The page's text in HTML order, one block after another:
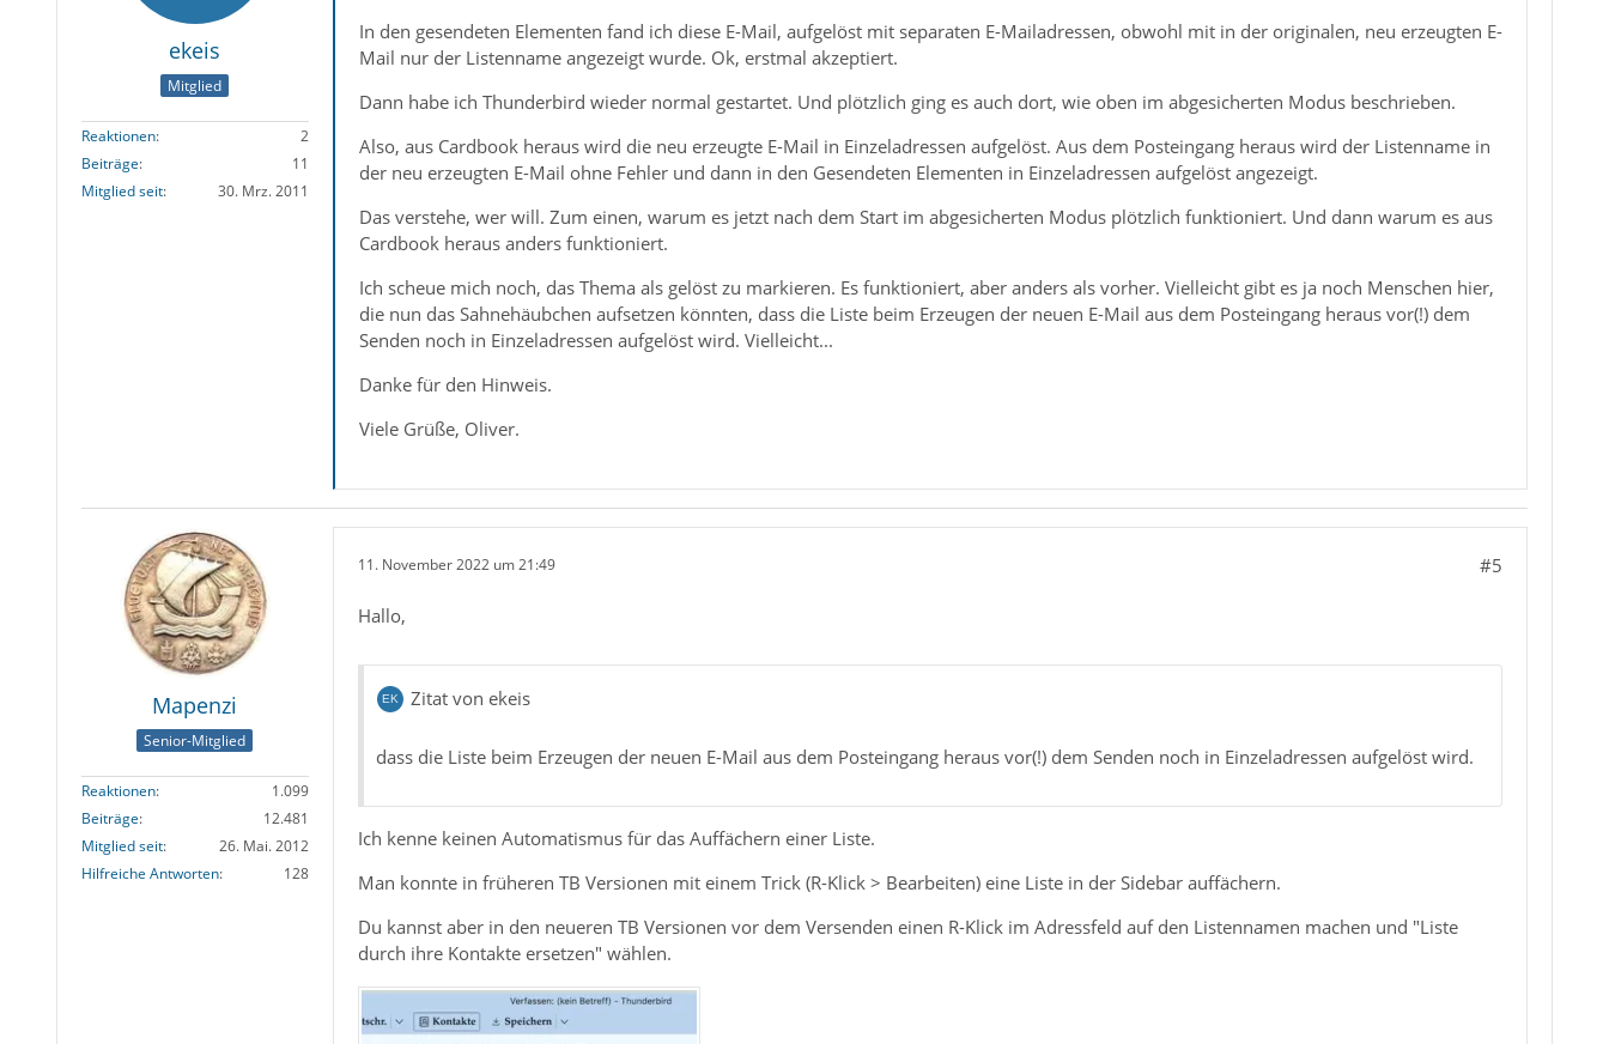
ekeis
Mitglied
Reaktionen
2
Beiträge
11
Mitglied seit
30. Mrz. 2011
In den gesendeten Elementen fand ich diese E-Mail, aufgelöst mit separaten E-Mailadressen, obwohl mit in der originalen, neu erzeugten E-
Mail nur der Listenname angezeigt wurde. Ok, erstmal akzeptiert.
Dann habe ich Thunderbird wieder normal gestartet. Und plötzlich ging es auch dort, wie oben im abgesicherten Modus beschrieben.
Also, aus Cardbook heraus wird die neu erzeugte E-Mail in Einzeladressen aufgelöst. Aus dem Posteingang heraus wird der Listenname in
der neu erzeugten E-Mail ohne Fehler und dann in den Gesendeten Elementen in Einzeladressen aufgelöst angezeigt.
Das verstehe, wer will. Zum einen, warum es jetzt nach dem Start im abgesicherten Modus plötzlich funktioniert. Und dann warum es aus
Cardbook heraus anders funktioniert.
Ich scheue mich noch, das Thema als gelöst zu markieren. Es funktioniert, aber anders als vorher. Vielleicht gibt es ja noch Menschen hier,
die nun das Sahnehäubchen aufsetzen könnten, dass die Liste beim Erzeugen der neuen E-Mail aus dem Posteingang heraus vor(!) dem
Senden noch in Einzeladressen aufgelöst wird. Vielleicht...
Danke für den Hinweis.
Viele Grüße, Oliver.
Mapenzi
Senior-Mitglied
Reaktionen
1.099
Beiträge
12.481
Mitglied seit
26. Mai. 2012
Hilfreiche Antworten
128
11. November 2022 um 21:49 #5
Hallo,
Zitat von ekeis
dass die Liste beim Erzeugen der neuen E-Mail aus dem Posteingang heraus vor(!) dem Senden noch in Einzeladressen aufgelöst wird.
Ich kenne keinen Automatismus für das Auffächern einer Liste.
Man konnte in früheren TB Versionen mit einem Trick (R-Klick > Bearbeiten) eine Liste in der Sidebar auffächern.
Du kannst aber in den neueren TB Versionen vor dem Versenden einen R-Klick im Adressfeld auf den Listennamen machen und "Liste
durch ihre Kontakte ersetzen" wählen.